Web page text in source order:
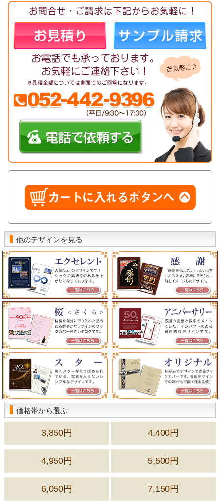
他のデザインを見る
価格帯から選ぶ
3,850円 4,400円
4,950円 5,500円
6,050円 7,150円